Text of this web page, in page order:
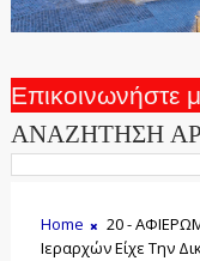
Επικοινωνήστε
ΑΝΑΖΗΤΗΣΗ
Home 20 -
Ιεραρχών Είχε Την